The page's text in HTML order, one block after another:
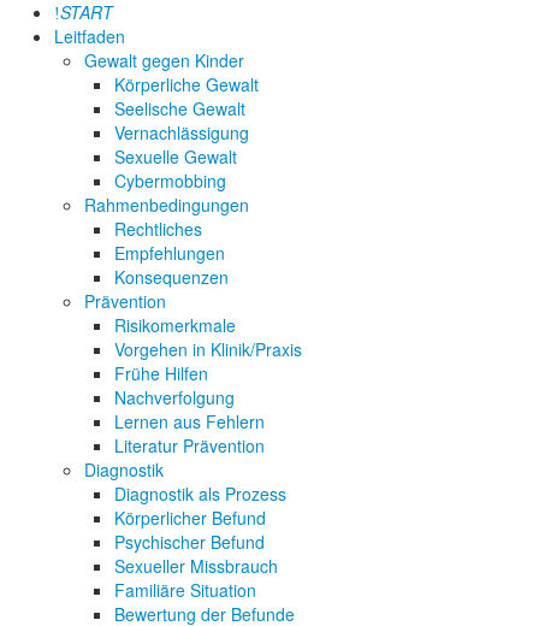
START
Leitfaden
Gewalt gegen Kinder
Körperliche Gewalt
Seelische Gewalt
Vernachlässigung
Sexuelle Gewalt
Cybermobbing
Rahmenbedingungen
Rechtliches
Empfehlungen
Konsequenzen
Prävention
Risikomerkmale
Vorgehen in Klinik/Praxis
Frühe Hilfen
Nachverfolgung
Lernen aus Fehlern
Literatur Prävention
Diagnostik
Diagnostik als Prozess
Körperlicher Befund
Psychischer Befund
Sexueller Missbrauch
Familiäre Situation
Bewertung der Befunde